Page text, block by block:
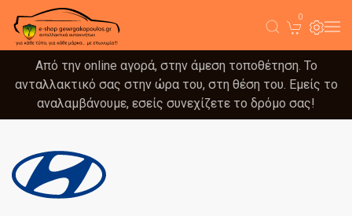
0
Από την online αγορά, στην άμεση τοποθέτηση. Το
ανταλλακτικό σας στην ώρα του, στη θέση του. Εμείς το
αναλαμβάνουμε, εσείς συνεχίζετε το δρόμο σας!